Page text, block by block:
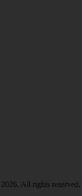
2026. All rights reserved.